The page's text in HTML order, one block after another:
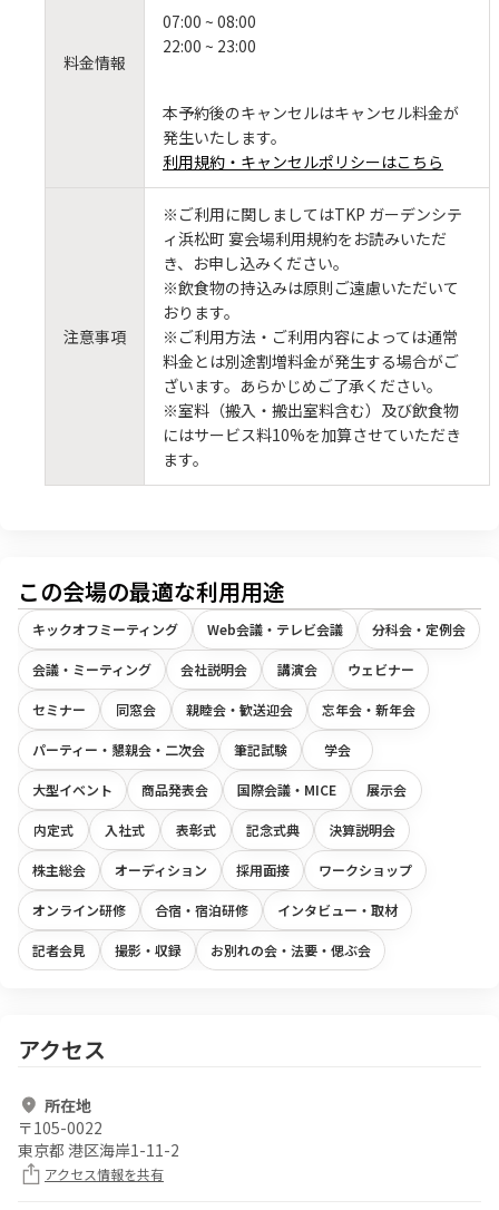
料金情報
07:00 ~ 08:00
22:00 ~ 23:00
本予約後のキャンセルはキャンセル料金が
発生いたします。
利用規約・キャンセルポリシーはこちら
注意事項
※ご利用に関しましてはTKP ガーデンシテ
ィ浜松町 宴会場利用規約をお読みいただ
き、お申し込みください。
※飲食物の持込みは原則ご遠慮いただいて
おります。
※ご利用方法・ご利用内容によっては通常
料金とは別途割増料金が発生する場合がご
ざいます。あらかじめご了承ください。
※室料（搬入・搬出室料含む）及び飲食物
にはサービス料10%を加算させていただき
ます。
この会場の最適な利用用途
キックオフミーティング Web会議・テレビ会議 分科会・定例会
会議・ミーティング 会社説明会 講演会 ウェビナー
セミナー 同窓会 親睦会・歓送迎会 忘年会・新年会
パーティー・懇親会・二次会 筆記試験 学会
大型イベント 商品発表会 国際会議・MICE 展示会
内定式 入社式 表彰式 記念式典 決算説明会
株主総会 オーディション 採用面接 ワークショップ
オンライン研修 合宿・宿泊研修 インタビュー・取材
記者会見 撮影・収録 お別れの会・法要・偲ぶ会
アクセス
所在地
〒105-0022
東京都 港区海岸1-11-2
アクセス情報を共有